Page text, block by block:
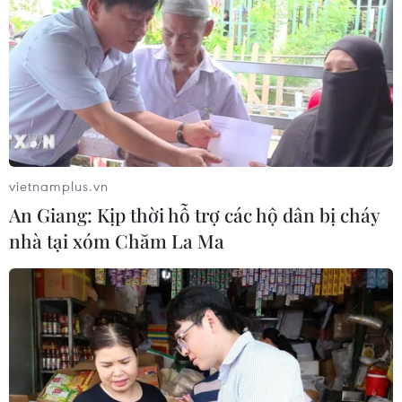
Nhãn
05/08/2026 07:16
Trung Quốc: Cảnh sát Hong Kong,
Macau triệt phá vụ lừa đảo đầu tư
Fun Coffee
05/08/2026 06:41
Afghanistan đối mặt khủng hoảng
lương thực nghiêm trọng do thiếu
hụt viện trợ
05/08/2026 06:41
Tổng thống Hàn Quốc nhấn mạnh
duy trì hòa bình trên bán đảo Triều
vietnamplus.vn
An Giang: Kịp thời hỗ trợ các hộ dân bị cháy
nhà tại xóm Chăm La Ma